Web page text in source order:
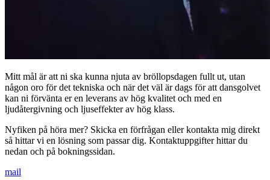
Mitt mål är att ni ska kunna njuta av bröllopsdagen fullt ut, utan
någon oro för det tekniska och när det väl är dags för att dansgolvet
kan ni förvänta er en leverans av hög kvalitet och med en
ljudåtergivning och ljuseffekter av hög klass.
Nyfiken på höra mer? Skicka en förfrågan eller kontakta mig direkt
så hittar vi en lösning som passar dig. Kontaktuppgifter hittar du
nedan och på bokningssidan.
mail